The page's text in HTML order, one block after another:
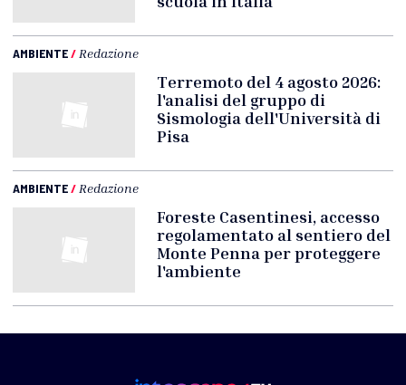
AMBIENTE/ Redazione
Terremoto del 4 agosto 2026:
l'analisi del gruppo di
Sismologia dell'Università di
Pisa
AMBIENTE/ Redazione
Foreste Casentinesi, accesso
regolamentato al sentiero del
Monte Penna per proteggere
l'ambiente